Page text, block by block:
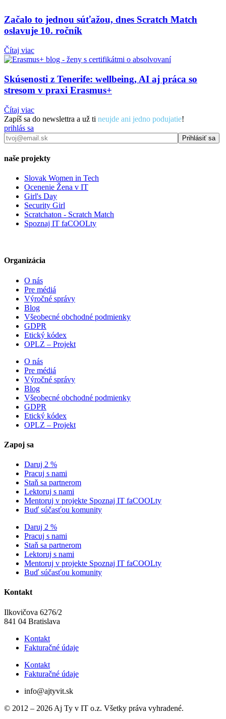
Začalo to jednou súťažou, dnes Scratch Match
oslavuje 10. ročník
Čítaj viac
Skúsenosti z Tenerife: wellbeing, AI aj práca so
stresom v praxi Erasmus+
Čítaj viac
Zapíš sa do newslettra a už ti neujde ani jedno podujatie!
prihlás sa
naše projekty
Slovak Women in Tech
Ocenenie Žena v IT
Girl's Day
Security Girl
Scratchaton - Scratch Match
Spoznaj IT faCOOLty
Organizácia
O nás
Pre médiá
Výročné správy
Blog
Všeobecné obchodné podmienky
GDPR
Etický kódex
OPLZ – Projekt
O nás
Pre médiá
Výročné správy
Blog
Všeobecné obchodné podmienky
GDPR
Etický kódex
OPLZ – Projekt
Zapoj sa
Daruj 2 %
Pracuj s nami
Staň sa partnerom
Lektoruj s nami
Mentoruj v projekte Spoznaj IT faCOOLty
Buď súčasťou komunity
Daruj 2 %
Pracuj s nami
Staň sa partnerom
Lektoruj s nami
Mentoruj v projekte Spoznaj IT faCOOLty
Buď súčasťou komunity
Kontakt
Ilkovičova 6276/2
841 04 Bratislava
Kontakt
Fakturačné údaje
Kontakt
Fakturačné údaje
info@ajtyvit.sk
© 2012 – 2026 Aj Ty v IT o.z. Všetky práva vyhradené.